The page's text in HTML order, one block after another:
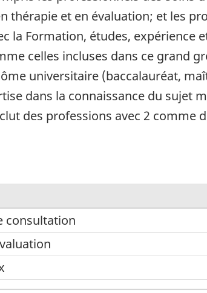
et en évaluation; et les
la Formation, études, expérience
celles incluses dans ce grand
universitaire (baccalauréat,
dans la connaissance du sujet
des professions avec 2 comme
consultation